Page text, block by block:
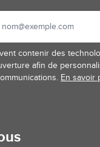
contenir des
afin de
En savoir